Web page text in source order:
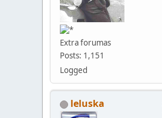
Extra forumas
Posts: 1,151
Logged
leluska